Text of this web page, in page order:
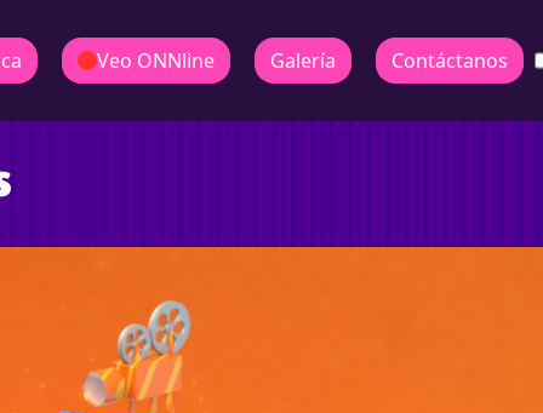
Veo ONNline Galería Contáctanos